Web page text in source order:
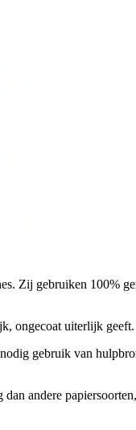
Zij gebruiken 100%
ongecoat uiterlijk
gebruik van
andere